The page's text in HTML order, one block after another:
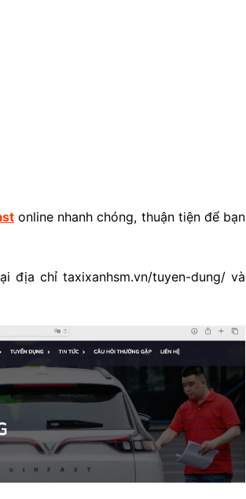
online nhanh chóng, thuận tiện để bạn
địa chỉ taxixanhsm.vn/tuyen-dung/ và